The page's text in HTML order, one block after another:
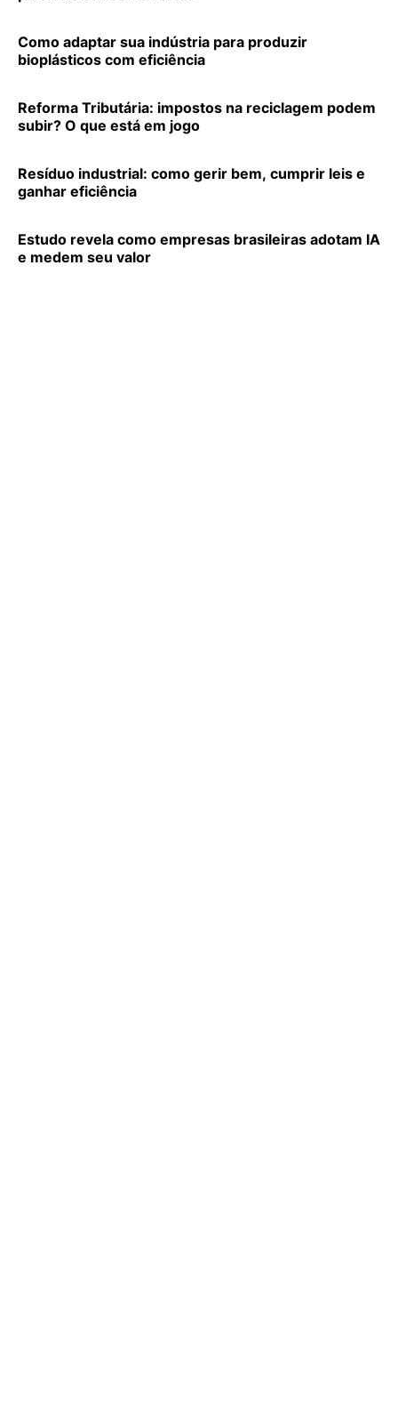
Como adaptar sua indústria para produzir
bioplásticos com eficiência
Reforma Tributária: impostos na reciclagem podem
subir? O que está em jogo
Resíduo industrial: como gerir bem, cumprir leis e
ganhar eficiência
Estudo revela como empresas brasileiras adotam IA
e medem seu valor